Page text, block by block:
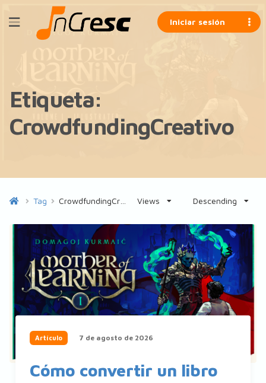
Iniciar sesión
Etiqueta:
CrowdfundingCreativo
Tag CrowdfundingCreativo Views Descending
Artículo 7 de agosto de 2026
Cómo convertir un libro